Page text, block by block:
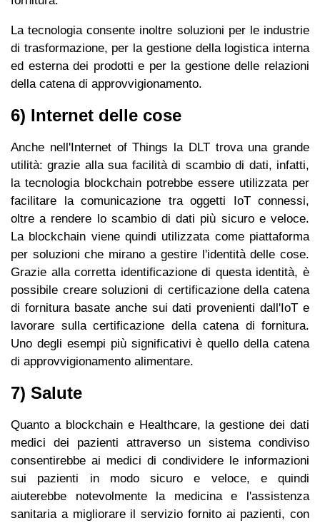
La tecnologia consente inoltre soluzioni per le industrie
di trasformazione, per la gestione della logistica interna
ed esterna dei prodotti e per la gestione delle relazioni
della catena di approvvigionamento.
6) Internet delle cose
Anche nell'Internet of Things la DLT trova una grande
utilità: grazie alla sua facilità di scambio di dati, infatti,
la tecnologia blockchain potrebbe essere utilizzata per
facilitare la comunicazione tra oggetti IoT connessi,
oltre a rendere lo scambio di dati più sicuro e veloce.
La blockchain viene quindi utilizzata come piattaforma
per soluzioni che mirano a gestire l'identità delle cose.
Grazie alla corretta identificazione di questa identità, è
possibile creare soluzioni di certificazione della catena
di fornitura basate anche sui dati provenienti dall'IoT e
lavorare sulla certificazione della catena di fornitura.
Uno degli esempi più significativi è quello della catena
di approvvigionamento alimentare.
7) Salute
Quanto a blockchain e Healthcare, la gestione dei dati
medici dei pazienti attraverso un sistema condiviso
consentirebbe ai medici di condividere le informazioni
sui pazienti in modo sicuro e veloce, e quindi
aiuterebbe notevolmente la medicina e l'assistenza
sanitaria a migliorare il servizio fornito ai pazienti, con